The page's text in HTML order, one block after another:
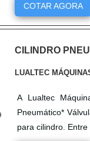
COTAR AGORA
CILINDRO
LUALTEC
A Lualtec
Pneumático*
para cilindro.